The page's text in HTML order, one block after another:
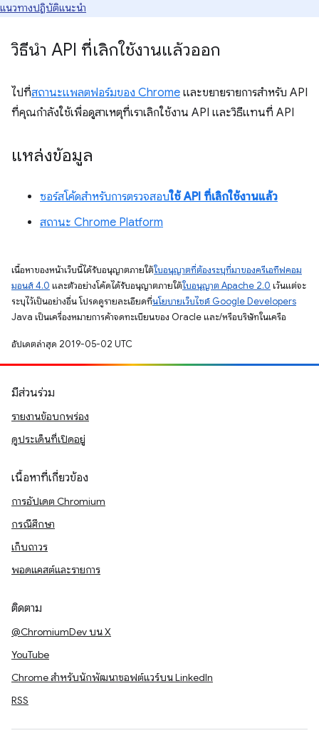
แนวทางปฏิบัติแนะนำ
วิธีนำ API ที่เลิกใช้งานแล้วออก
ไปที่สถานะแพลตฟอร์มของ Chrome และขยายรายการสำหรับ API
ที่คุณกำลังใช้เพื่อดูสาเหตุที่เราเลิกใช้งาน API และวิธีแทนที่ API
แหล่งข้อมูล
ซอร์สโค้ดสำหรับการตรวจสอบใช้ API ที่เลิกใช้งานแล้ว
สถานะ Chrome Platform
เนื้อหาของหน้าเว็บนี้ได้รับอนุญาตภายใต้ใบอนุญาตที่ต้องระบุที่มาของครีเอทีฟคอม
มอนส์ 4.0 และตัวอย่างโค้ดได้รับอนุญาตภายใต้ใบอนุญาต Apache 2.0 เว้นแต่จะ
ระบุไว้เป็นอย่างอื่น โปรดดูรายละเอียดที่นโยบายเว็บไซต์ Google Developers
Java เป็นเครื่องหมายการค้าจดทะเบียนของ Oracle และ/หรือบริษัทในเครือ
อัปเดตล่าสุด 2019-05-02 UTC
มีส่วนร่วม
รายงานข้อบกพร่อง
ดูประเด็นที่เปิดอยู่
เนื้อหาที่เกี่ยวข้อง
การอัปเดต Chromium
กรณีศึกษา
เก็บถาวร
พอดแคสต์และรายการ
ติดตาม
@ChromiumDev บน X
YouTube
Chrome สำหรับนักพัฒนาซอฟต์แวร์บน LinkedIn
RSS